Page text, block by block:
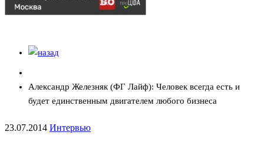
Александр Железняк (ФГ Лайф): Человек всегда есть и
будет единственным двигателем любого бизнеса
23.07.2014 Интервью